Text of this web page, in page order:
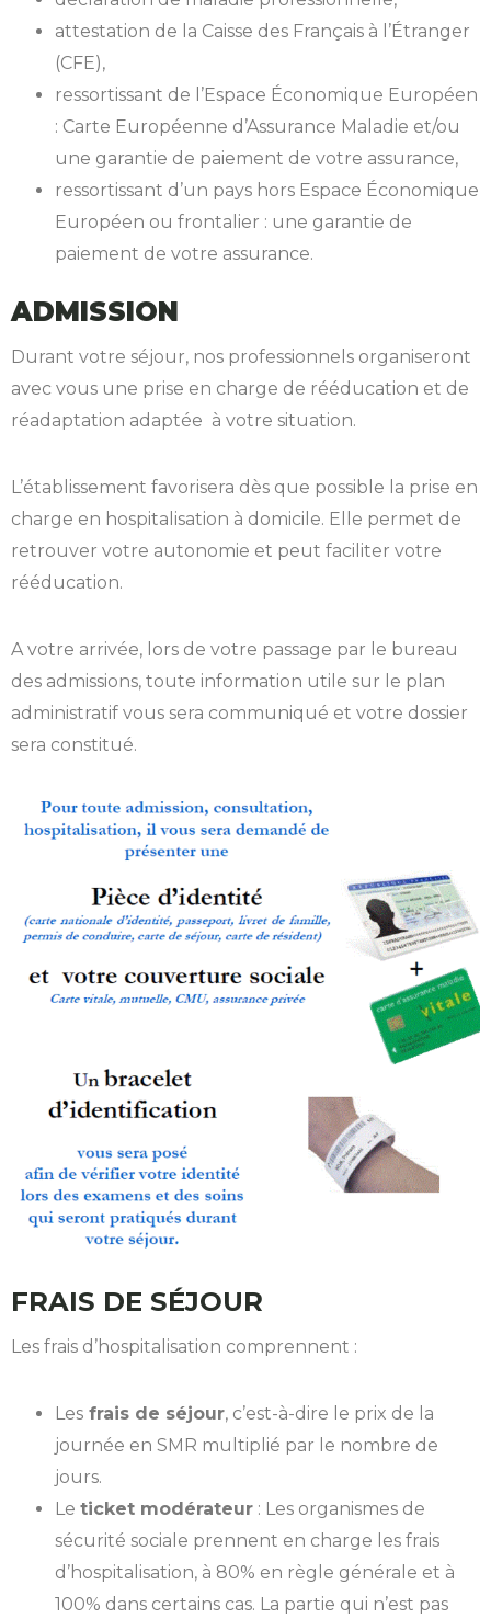
attestation de la Caisse des Français à l’Étranger
(CFE),
ressortissant de l’Espace Économique Européen
: Carte Européenne d’Assurance Maladie et/ou
une garantie de paiement de votre assurance,
ressortissant d’un pays hors Espace Économique
Européen ou frontalier : une garantie de
paiement de votre assurance.
ADMISSION
Durant votre séjour, nos professionnels organiseront
avec vous une prise en charge de rééducation et de
réadaptation adaptée à votre situation.
L’établissement favorisera dès que possible la prise en
charge en hospitalisation à domicile. Elle permet de
retrouver votre autonomie et peut faciliter votre
rééducation.
A votre arrivée, lors de votre passage par le bureau
des admissions, toute information utile sur le plan
administratif vous sera communiqué et votre dossier
sera constitué.
FRAIS DE SÉJOUR
Les frais d’hospitalisation comprennent :
Les frais de séjour, c’est-à-dire le prix de la
journée en SMR multiplié par le nombre de
jours.
Le ticket modérateur : Les organismes de
sécurité sociale prennent en charge les frais
d’hospitalisation, à 80% en règle générale et à
100% dans certains cas. La partie qui n’est pas